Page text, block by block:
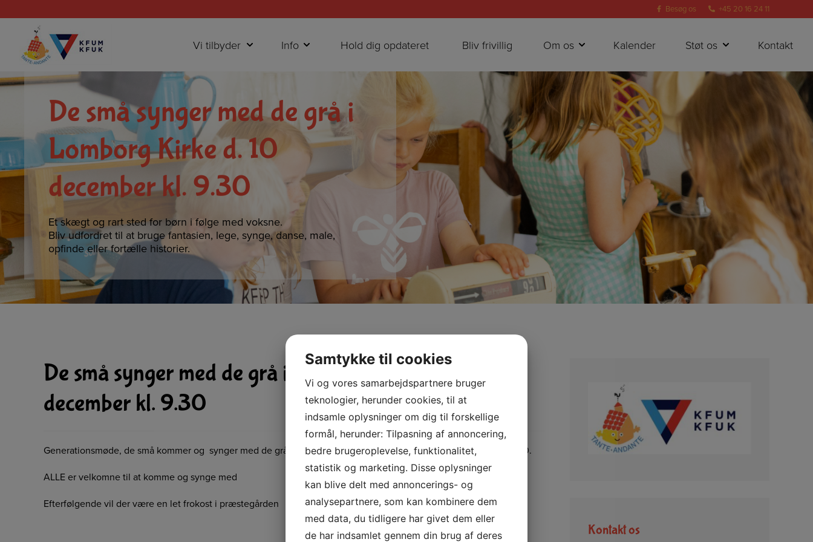
til
indholdet
Besøg os +45 20 16 24 11
Vi tilbyder Info Hold dig opdateret Bliv frivillig Om os Kalender Støt os Kontakt
De små synger med de grå i
Lomborg Kirke d. 10
december kl. 9.30
Et skægt og rart sted for børn i følge med voksne.
Bliv udfordret til at bruge fantasien, lege, synge, danse, male,
opfinde eller fortælle historier.
De små synger med de grå i Lomborg Kirke d. 10
december kl. 9.30
Generationsmøde, de små kommer og synger med de grå, Tante Andante og Hyldemoster i Lomborg Kirke kl. 9.30.
ALLE er velkomne til at komme og synge med
Efterfølgende vil der være en let frokost i præstegården
Kontakt os
Samtykke til cookies
Vi og vores samarbejdspartnere bruger
teknologier, herunder cookies, til at
indsamle oplysninger om dig til forskellige
formål, herunder: Tilpasning af annoncering,
bedre brugeroplevelse, funktionalitet,
statistik og marketing. Disse oplysninger
kan blive delt med annoncerings- og
analysepartnere, som kan kombinere dem
med data, du tidligere har givet dem eller
de har indsamlet gennem din brug af deres